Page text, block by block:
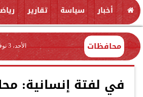
أخبار سياسة تقارير
محافظات الأحد، 3 نوفمبر 2024
في لفتة إنسانية: